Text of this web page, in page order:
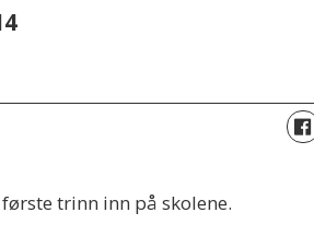
trinn inn på skolene.